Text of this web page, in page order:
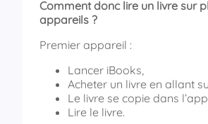
Comment donc lire un livre sur
appareils ?
Premier appareil :
Lancer iBooks,
Acheter un livre en allant
Le livre se copie dans
Lire le livre.